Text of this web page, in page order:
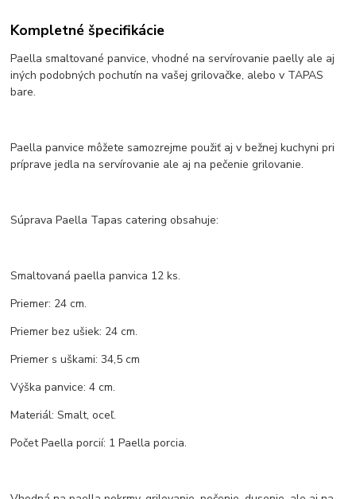
Kompletné špecifikácie
Paella smaltované panvice, vhodné na servírovanie paelly ale aj
iných podobných pochutín na vašej grilovačke, alebo v TAPAS
bare.
Paella panvice môžete samozrejme použiť aj v bežnej kuchyni pri
príprave jedla na servírovanie ale aj na pečenie grilovanie.
Súprava Paella Tapas catering obsahuje:
Smaltovaná paella panvica 12 ks.
Priemer: 24 cm.
Priemer bez ušiek: 24 cm.
Priemer s uškami: 34,5 cm
Výška panvice: 4 cm.
Materiál: Smalt, oceľ.
Počet Paella porcií: 1 Paella porcia.